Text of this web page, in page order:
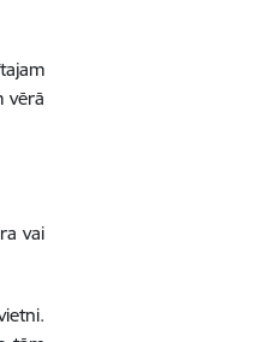
vērā
vai